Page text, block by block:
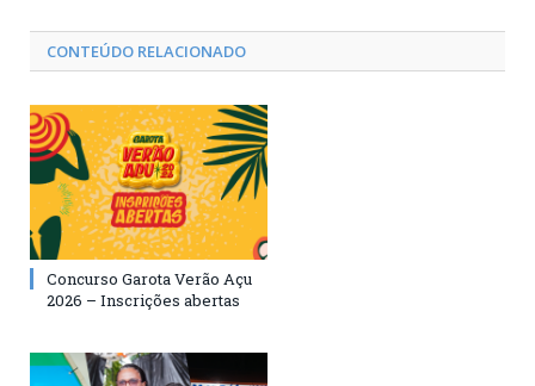
CONTEÚDO RELACIONADO
Concurso Garota Verão Açu
2026 – Inscrições abertas